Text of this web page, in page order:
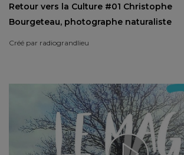
Retour vers la Culture #01 Christophe
Bourgeteau, photographe naturaliste
Créé par radiograndlieu